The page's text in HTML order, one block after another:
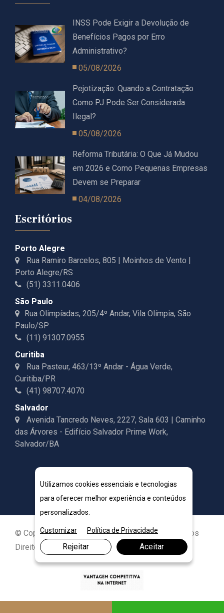
INSS Pode Exigir a Devolução de
Benefícios Pagos por Erro
Administrativo?
05/08/2026
Pejotização: Quando a Contratação
Como PJ Pode Ser Considerada
Ilegal?
05/08/2026
Reforma Tributária: O Que Já Mudou
em 2026 e Como Pequenas Empresas
Devem se Preparar
04/08/2026
Escritórios
Porto Alegre
Rua Ramiro Barcelos, 805 | Moinhos de Vento |
Porto Alegre/RS
(51) 3311.0406
São Paulo
Rua Olimpíadas, 205/4º Andar, Vila Olímpia, São
Paulo/SP
(11) 91307.0955
Curitiba
Rua Pasteur, 463/13º Andar - Água Verde,
Curitiba/PR
(41) 98707.4070
Salvador
Avenida Tancredo Neves, 2227, Sala 603 | Caminho
das Árvores - Edifício Salvador Prime Work,
Salvador/BA
© Copyright 2026. DIVIA Marketing Digital. Todos os
Direitos Reservados
Utilizamos cookies essenciais e tecnologias
para oferecer melhor experiência e conteúdos
personalizados.
Customizar Política de Privacidade
Rejeitar Aceitar